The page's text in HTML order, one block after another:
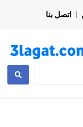
اتصل بنا